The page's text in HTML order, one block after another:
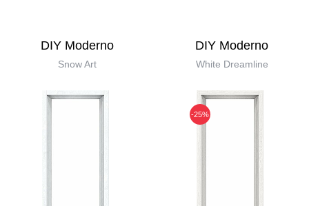
DIY Moderno
Snow Art
DIY Moderno
White Dreamline
-25%